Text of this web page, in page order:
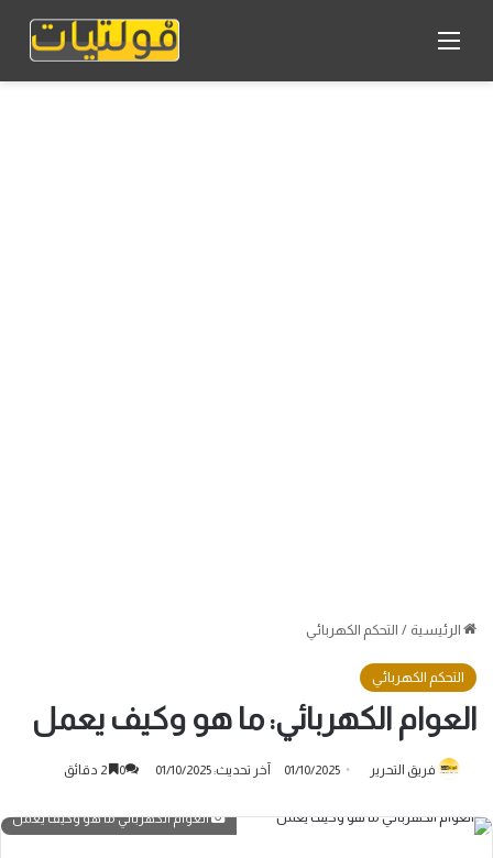
القائمة
الرئيسية / التحكم الكهربائي
التحكم الكهربائي
العوام الكهربائي: ما هو وكيف يعمل
فريق التحرير 01/10/2025 آخر تحديث: 01/10/2025 0
العوام الكهربائي ما هو وكيف يعمل